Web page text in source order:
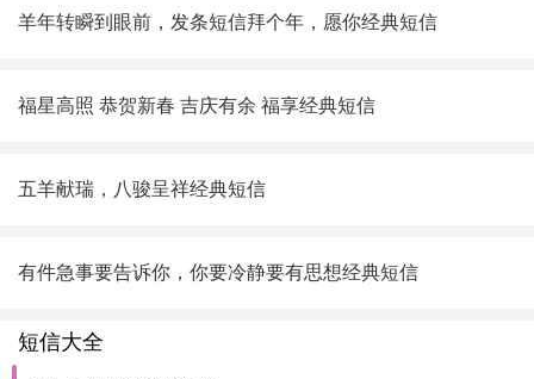
羊年转瞬到眼前，发条短信拜个年，愿你经典短信
福星高照 恭贺新春 吉庆有余 福享经典短信
五羊献瑞，八骏呈祥经典短信
有件急事要告诉你，你要冷静要有思想经典短信
短信大全